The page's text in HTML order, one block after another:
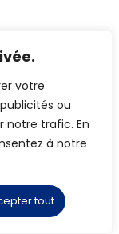
votre
ou
notre trafic. En
à notre
tout
le
avec
avec
articles sur la